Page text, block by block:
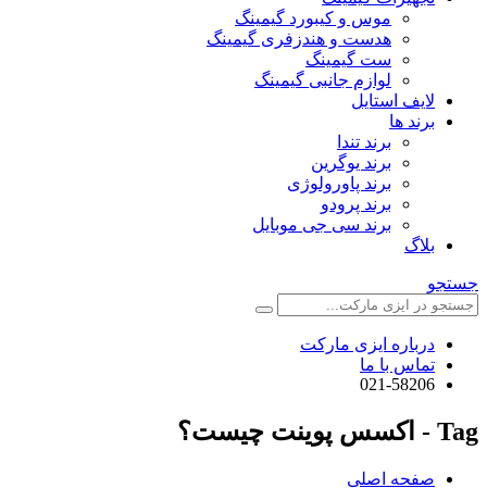
موس و کیبورد گیمینگ
هدست و هندزفری گیمینگ
ست گیمینگ
لوازم جانبی گیمینگ
لایف استایل
برند ها
برند تندا
برند یوگرین
برند پاورولوژی
برند پرودو
برند سی جی موبایل
بلاگ
جستجو
درباره ایزی مارکت
تماس با ما
021-58206
Tag - اکسس پوینت چیست؟
صفحه اصلی